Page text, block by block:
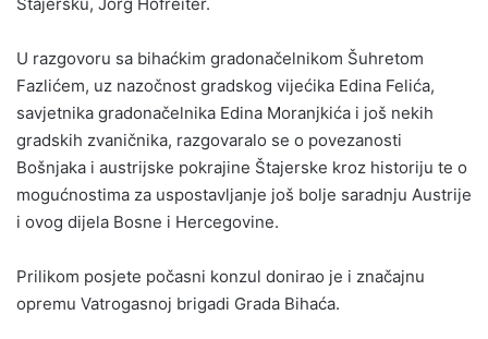
U razgovoru sa bihaćkim gradonačelnikom Šuhretom
Fazlićem, uz nazočnost gradskog vijećika Edina Felića,
savjetnika gradonačelnika Edina Moranjkića i još nekih
gradskih zvaničnika, razgovaralo se o povezanosti
Bošnjaka i austrijske pokrajine Štajerske kroz historiju te o
mogućnostima za uspostavljanje još bolje saradnju Austrije
i ovog dijela Bosne i Hercegovine.
Prilikom posjete počasni konzul donirao je i značajnu
opremu Vatrogasnoj brigadi Grada Bihaća.